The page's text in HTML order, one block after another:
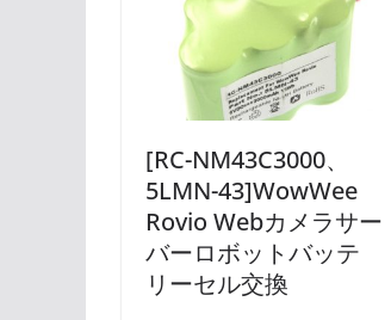
[RC-NM43C3000、
5LMN-43]WowWee
Rovio Webカメラサー
バーロボットバッテ
リーセル交換